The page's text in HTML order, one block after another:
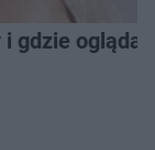
gdzie